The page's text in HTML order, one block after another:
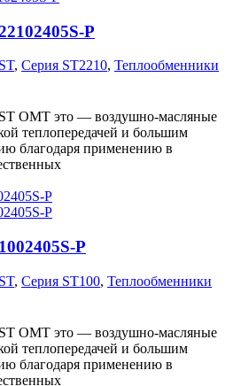
P
, Серия ST2210, Теплообменники
OMT это — воздушно-масляные
теплопередачей и большим
благодаря применению в
P
, Серия ST100, Теплообменники
OMT это — воздушно-масляные
теплопередачей и большим
благодаря применению в